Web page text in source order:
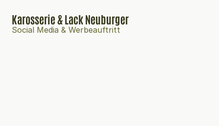
Karosserie & Lack Neuburger
Social Media & Werbeauftritt